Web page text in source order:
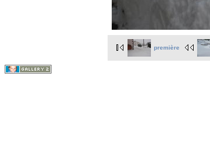
première